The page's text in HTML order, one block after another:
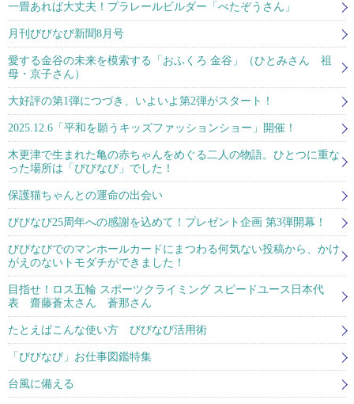
一畳あれば大丈夫！プラレールビルダー「ぺたぞうさん」
月刊びびなび新聞8月号
愛する金谷の未来を模索する「おふくろ 金谷」（ひとみさん 祖
母・京子さん）
大好評の第1弾につづき、いよいよ第2弾がスタート！
2025.12.6「平和を願うキッズファッションショー」開催！
木更津で生まれた亀の赤ちゃんをめぐる二人の物語。ひとつに重な
った場所は「びびなび」でした！
保護猫ちゃんとの運命の出会い
びびなび25周年への感謝を込めて！プレゼント企画 第3弾開幕！
びびなびでのマンホールカードにまつわる何気ない投稿から、かけ
がえのないトモダチができました！
目指せ！ロス五輪 スポーツクライミング スピードユース日本代
表 齋藤蒼太さん 蒼那さん
たとえばこんな使い方 びびなび活用術
「びびなび」お仕事図鑑特集
台風に備える